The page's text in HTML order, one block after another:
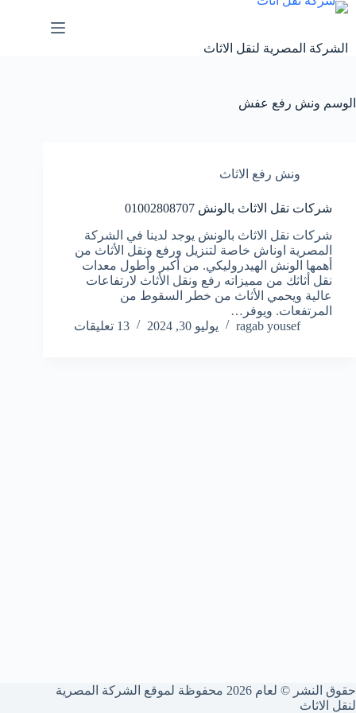
التجاوز
الشركة المصرية لنقل الاثاث
الوسم ونش رفع عفش
ونش رفع الاثاث
شركات نقل الاثاث بالونش 01002808707
شركات نقل الاثاث بالونش يوجد لدينا في الشركة
المصرية اوناش خاصة لتنزيل ورفع ونقل الأثاث من
أهمها الونش الهيدروليكي. من أكبر وأطول معدات
نقل أثاثك من مميزاته رفع ونقل الأثاث لارتفاعات
عالية ويحمي الأثاث من خطر السقوط من
المرتفعات. ويوفر…
ragab yousef
يوليو 30, 2024 13 تعليقات
حقوق النشر © لعام 2026 محفوظة لموقع الشركة المصرية
لنقل الاثاث